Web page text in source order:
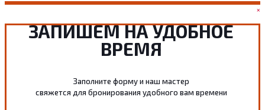
ЗАПИШЕМ НА УДОБНОЕ
ВРЕМЯ
Заполните форму и наш мастер
свяжется для бронирования удобного вам времени
×